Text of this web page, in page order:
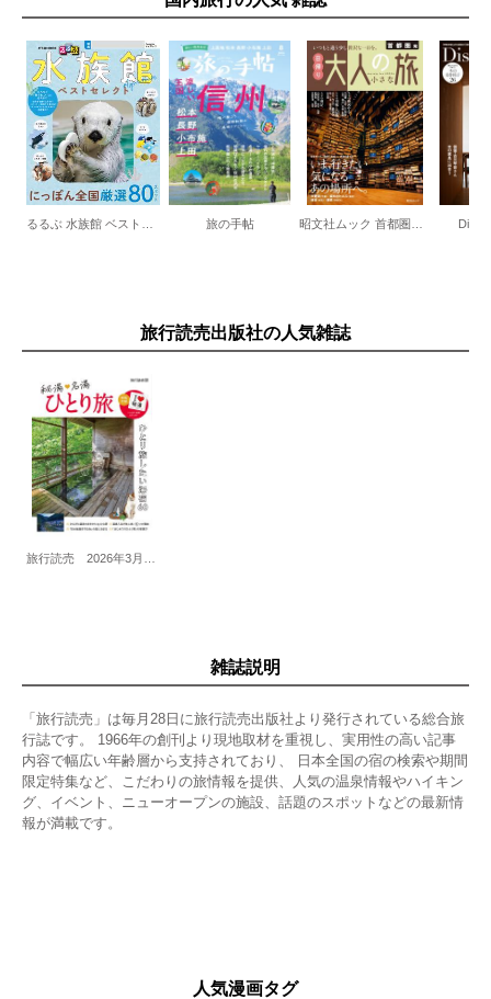
旅の手帖
旅行読売出版社の人気雑誌
雑誌説明
「旅行読売」は毎月28日に旅行読売出版社より発行されている総合旅
行誌です。 1966年の創刊より現地取材を重視し、実用性の高い記事
内容で幅広い年齢層から支持されており、 日本全国の宿の検索や期間
限定特集など、こだわりの旅情報を提供、人気の温泉情報やハイキン
グ、イベント、ニューオープンの施設、話題のスポットなどの最新情
報が満載です。
人気漫画タグ